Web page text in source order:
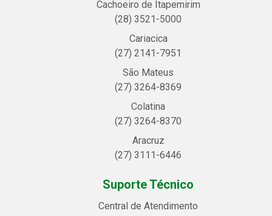
Cachoeiro de Itapemirim
(28) 3521-5000
Cariacica
(27) 2141-7951
São Mateus
(27) 3264-8369
Colatina
(27) 3264-8370
Aracruz
(27) 3111-6446
Suporte Técnico
Central de Atendimento